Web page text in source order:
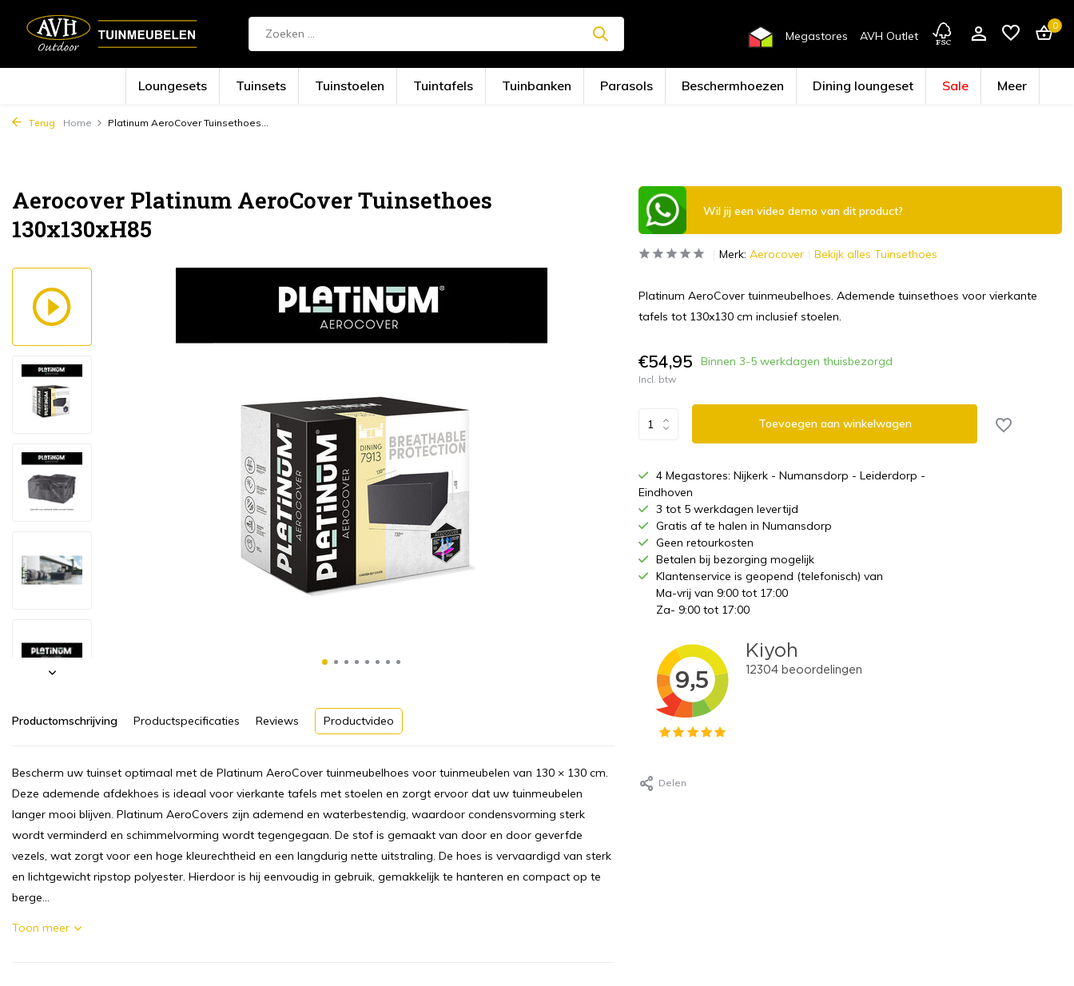
Megastores AVH Outlet
0
Loungesets Tuinsets Tuinstoelen Tuintafels Tuinbanken Parasols Beschermhoezen Dining loungeset Sale Meer
Terug Home Platinum AeroCover Tuinsethoes...
Aerocover Platinum AeroCover Tuinsethoes
130x130xH85
Productomschrijving Productspecificaties Reviews Productvideo
Bescherm uw tuinset optimaal met de Platinum AeroCover tuinmeubelhoes voor tuinmeubelen van 130 × 130 cm.
Deze ademende afdekhoes is ideaal voor vierkante tafels met stoelen en zorgt ervoor dat uw tuinmeubelen
langer mooi blijven. Platinum AeroCovers zijn ademend en waterbestendig, waardoor condensvorming sterk
wordt verminderd en schimmelvorming wordt tegengegaan. De stof is gemaakt van door en door geverfde
vezels, wat zorgt voor een hoge kleurechtheid en een langdurig nette uitstraling. De hoes is vervaardigd van sterk
en lichtgewicht ripstop polyester. Hierdoor is hij eenvoudig in gebruik, gemakkelijk te hanteren en compact op te
berge...
Toon meer
Wil jij een video demo van dit product?
Merk: Aerocover Bekijk alles Tuinsethoes
Platinum AeroCover tuinmeubelhoes. Ademende tuinsethoes voor vierkante
tafels tot 130x130 cm inclusief stoelen.
€54,95 Binnen 3-5 werkdagen thuisbezorgd
Incl. btw
Toevoegen aan winkelwagen
4 Megastores: Nijkerk - Numansdorp - Leiderdorp -
Eindhoven
3 tot 5 werkdagen levertijd
Gratis af te halen in Numansdorp
Geen retourkosten
Betalen bij bezorging mogelijk
Klantenservice is geopend (telefonisch) van
Ma-vrij van 9:00 tot 17:00
Za- 9:00 tot 17:00
Delen